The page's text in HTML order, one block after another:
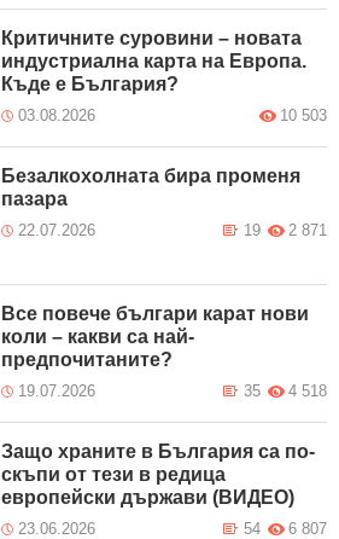
Критичните суровини – новата
индустриална карта на Европа.
Къде е България?
03.08.2026 10 503
Безалкохолната бира променя
пазара
22.07.2026 2 871
19
Все повече българи карат нови
коли – какви са най-
предпочитаните?
19.07.2026 4 518
35
Защо храните в България са по-
скъпи от тези в редица
европейски държави (ВИДЕО)
23.06.2026 6 807
54